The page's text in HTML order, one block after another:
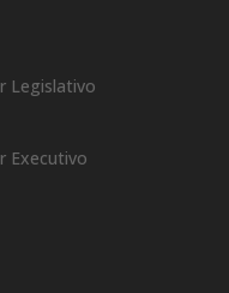
Legislativo
Executivo